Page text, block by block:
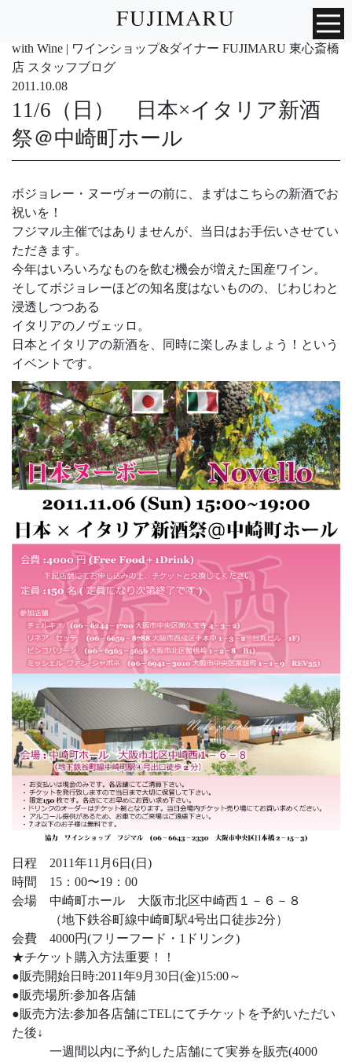
with Wine | ワインショップ&ダイナー FUJIMARU 東心斎橋
店 スタッフブログ
2011.10.08
11/6（日） 日本×イタリア新酒
祭＠中崎町ホール
ボジョレー・ヌーヴォーの前に、まずはこちらの新酒でお
祝いを！
フジマル主催ではありませんが、当日はお手伝いさせてい
ただきます。
今年はいろいろなものを飲む機会が増えた国産ワイン。
そしてボジョレーほどの知名度はないものの、じわじわと
浸透しつつある
イタリアのノヴェッロ。
日本とイタリアの新酒を、同時に楽しみましょう！という
イベントです。
日程 2011年11月6日(日)
時間 15：00〜19：00
会場 中崎町ホール 大阪市北区中崎西１－６－８
（地下鉄谷町線中崎町駅4号出口徒歩2分）
会費 4000円(フリーフード・1ドリンク)
★チケット購入方法重要！！
●販売開始日時:2011年9月30日(金)15:00～
●販売場所:参加各店舗
●販売方法:参加各店舗にTELにてチケットを予約いただい
た後↓
一週間以内に予約した店舗にて実券を販売(4000